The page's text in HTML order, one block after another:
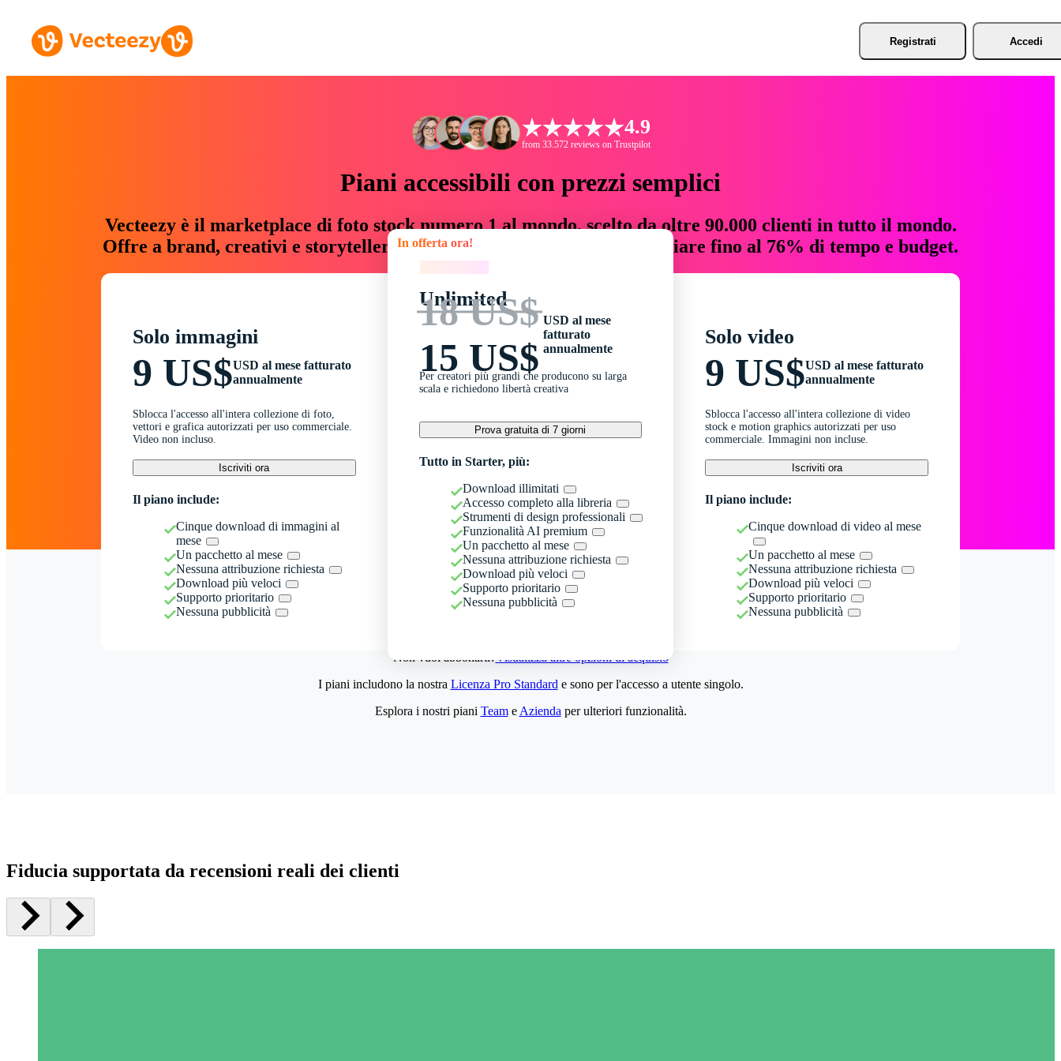
Registrati Accedi
4.9
from 33.572 reviews on Trustpilot
Piani accessibili con prezzi semplici
Vecteezy è il marketplace di foto stock numero 1 al mondo, scelto da oltre 90.000 clienti in tutto il mondo.
Offre a brand, creativi e storyteller risorse creative che fanno risparmiare fino al 76% di tempo e budget.
Solo immagini
9 US$USD al mese fatturato
annualmente
Sblocca l'accesso all'intera collezione di foto,
vettori e grafica autorizzati per uso commerciale.
Video non incluso.
Iscriviti ora
Il piano include:
Cinque download di immagini al
mese
Un pacchetto al mese
Nessuna attribuzione richiesta
Download più veloci
Supporto prioritario
Nessuna pubblicità
In offerta ora!
Unlimited
18 US$
15 US$
USD al mese
fatturato
annualmente
Per creatori più grandi che producono su larga
scala e richiedono libertà creativa
Prova gratuita di 7 giorni
Tutto in Starter, più:
Download illimitati
Accesso completo alla libreria
Strumenti di design professionali
Funzionalità AI premium
Un pacchetto al mese
Nessuna attribuzione richiesta
Download più veloci
Supporto prioritario
Nessuna pubblicità
Solo video
9 US$USD al mese fatturato
annualmente
Sblocca l'accesso all'intera collezione di video
stock e motion graphics autorizzati per uso
commerciale. Immagini non incluse.
Iscriviti ora
Il piano include:
Cinque download di video al mese
Un pacchetto al mese
Nessuna attribuzione richiesta
Download più veloci
Supporto prioritario
Nessuna pubblicità
Non vuoi abbonarti?Visualizza altre opzioni di acquisto
I piani includono la nostra Licenza Pro Standard e sono per l'accesso a utente singolo.
Esplora i nostri piani Teame Azienda per ulteriori funzionalità.
Fiducia supportata da recensioni reali dei clienti